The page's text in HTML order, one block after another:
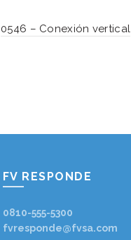
0546 – Conexión vertical
FV RESPONDE
0810-555-5300
fvresponde@fvsa.com